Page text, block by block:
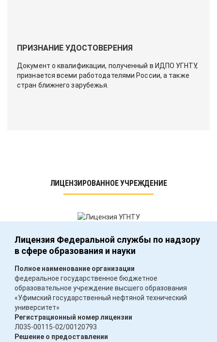
ПРИЗНАНИЕ УДОСТОВЕРЕНИЯ
Документ о квалификации, полученный в ИДПО УГНТУ,
признается всеми работодателями России, а также
стран ближнего зарубежья.
ЛИЦЕНЗИРОВАННОЕ УЧРЕЖДЕНИЕ
Лицензия Федеральной службы по надзору
в сфере образования и науки
Полное наименование организации
федеральное государственное бюджетное
образовательное учреждение высшего образования
«Уфимский государственный нефтяной технический
университет»
Регистрационный номер лицензии
Л035-00115-02/00120793
Решение о предоставлении